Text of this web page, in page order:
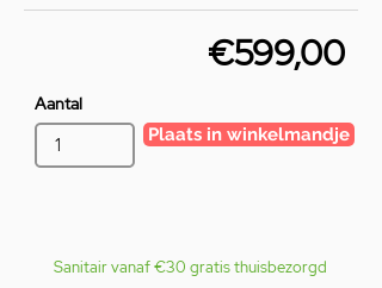
€599,00
Aantal
Plaats in winkelmandje
Sanitair vanaf €30 gratis thuisbezorgd